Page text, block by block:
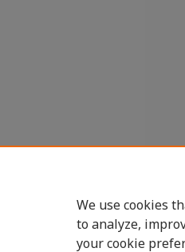
We use cookies
to analyze,
your cookie